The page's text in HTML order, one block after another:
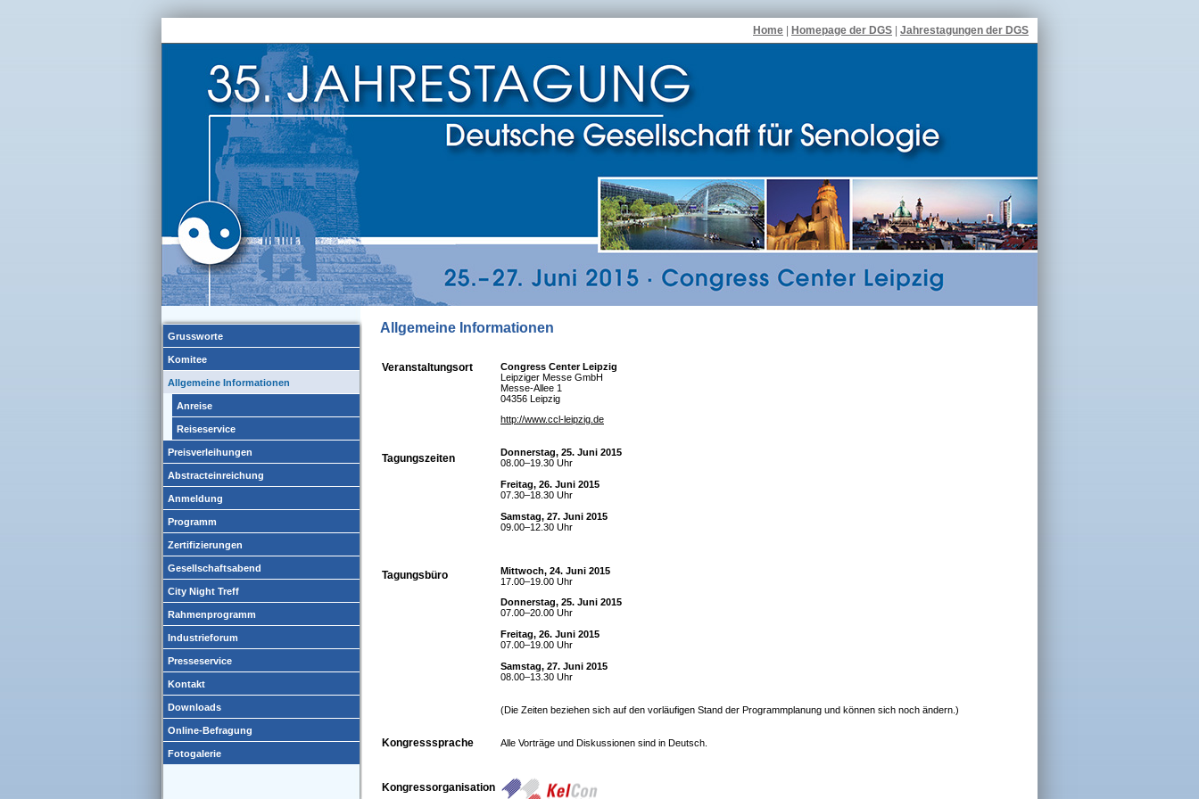
Home Homepage der DGS Jahrestagungen der DGS
Grussworte
Komitee
Allgemeine Informationen
Anreise
Reiseservice
Preisverleihungen
Abstracteinreichung
Anmeldung
Programm
Zertifizierungen
Gesellschaftsabend
City Night Treff
Rahmenprogramm
Industrieforum
Presseservice
Kontakt
Downloads
Online-Befragung
Fotogalerie
Allgemeine Informationen
Veranstaltungsort
Congress Center Leipzig
Leipziger Messe GmbH
Messe-Allee 1
04356 Leipzig
http://www.ccl-leipzig.de
Tagungszeiten
Donnerstag, 25. Juni 2015
08.00–19.30 Uhr
Freitag, 26. Juni 2015
07.30–18.30 Uhr
Samstag, 27. Juni 2015
09.00–12.30 Uhr
Tagungsbüro
Mittwoch, 24. Juni 2015
17.00–19.00 Uhr
Donnerstag, 25. Juni 2015
07.00–20.00 Uhr
Freitag, 26. Juni 2015
07.00–19.00 Uhr
Samstag, 27. Juni 2015
08.00–13.30 Uhr
(Die Zeiten beziehen sich auf den vorläufigen Stand der Programmplanung und können sich noch ändern.)
Kongresssprache Alle Vorträge und Diskussionen sind in Deutsch.
Kongressorganisation